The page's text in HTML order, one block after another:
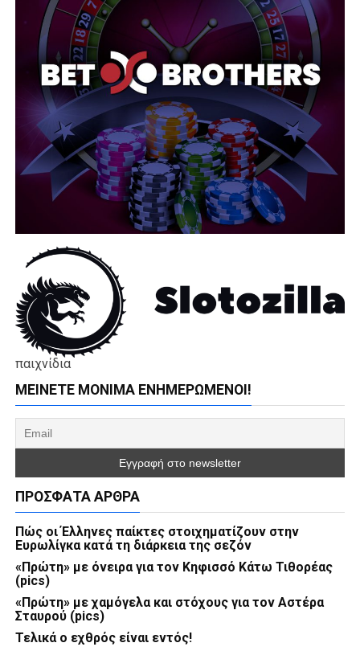
παιχνίδια
ΜΕΊΝΕΤΕ ΜΌΝΙΜΑ ΕΝΗΜΕΡΏΜΕΝΟΙ!
ΠΡΌΣΦΑΤΑ ΆΡΘΡΑ
Πώς οι Έλληνες παίκτες στοιχηματίζουν στην
Ευρωλίγκα κατά τη διάρκεια της σεζόν
«Πρώτη» με όνειρα για τον Κηφισσό Κάτω Τιθορέας
(pics)
«Πρώτη» με χαμόγελα και στόχους για τον Αστέρα
Σταυρού (pics)
Τελικά ο εχθρός είναι εντός!